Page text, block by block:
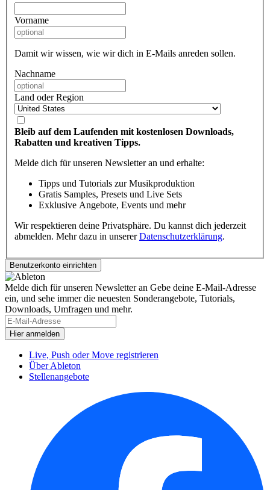
Vorname
Damit wir wissen, wie wir dich in E-Mails anreden sollen.
Nachname
Land oder Region
Bleib auf dem Laufenden mit kostenlosen Downloads,
Rabatten und kreativen Tipps.
Melde dich für unseren Newsletter an und erhalte:
Tipps und Tutorials zur Musikproduktion
Gratis Samples, Presets und Live Sets
Exklusive Angebote, Events und mehr
Wir respektieren deine Privatsphäre. Du kannst dich jederzeit
abmelden. Mehr dazu in unsererDatenschutzerklärung.
Melde dich für unseren Newsletter an Gebe deine E-Mail-Adresse
ein, und sehe immer die neuesten Sonderangebote, Tutorials,
Downloads, Umfragen und mehr.
Live, Push oder Move registrieren
Über Ableton
Stellenangebote